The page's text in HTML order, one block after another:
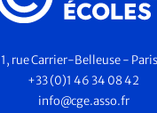
rue Carrier-Belleuse -
+33 (0)1 46 34 08 42
info@cge.asso.fr